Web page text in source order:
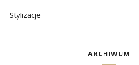
Stylizacje
ARCHIWUM